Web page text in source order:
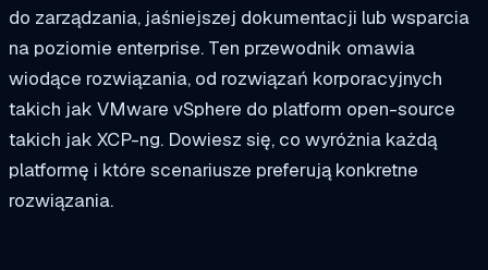
do zarządzania, jaśniejszej dokumentacji lub wsparcia
na poziomie enterprise. Ten przewodnik omawia
wiodące rozwiązania, od rozwiązań korporacyjnych
takich jak VMware vSphere do platform open-source
takich jak XCP-ng. Dowiesz się, co wyróżnia każdą
platformę i które scenariusze preferują konkretne
rozwiązania.